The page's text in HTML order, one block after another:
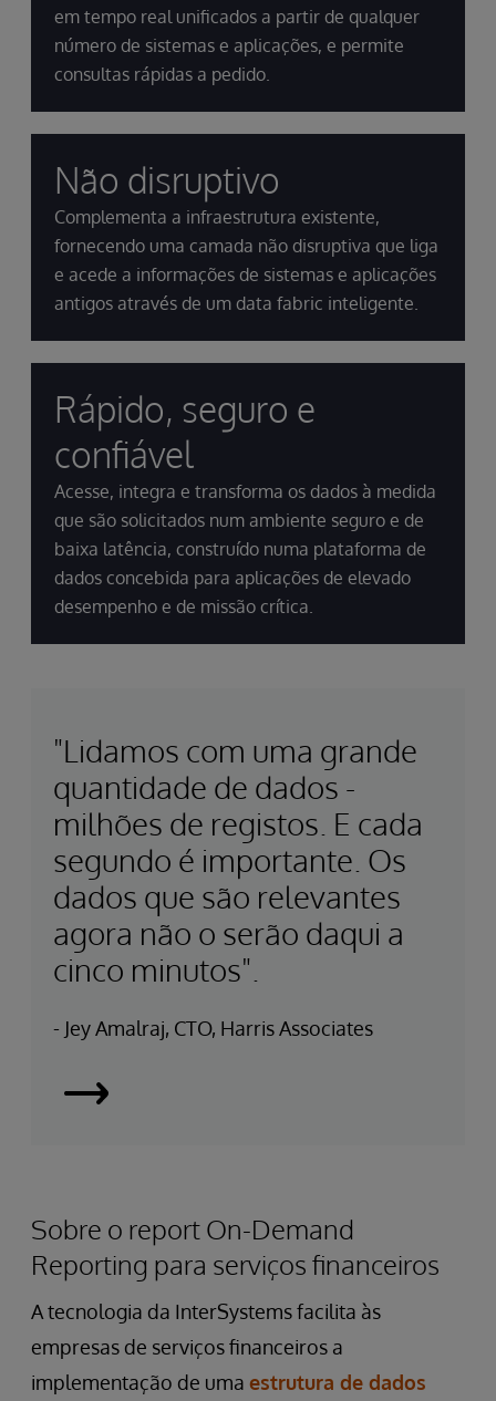
em tempo real unificados a partir de qualquer
número de sistemas e aplicações, e permite
consultas rápidas a pedido.
Não disruptivo
Complementa a infraestrutura existente,
fornecendo uma camada não disruptiva que liga
e acede a informações de sistemas e aplicações
antigos através de um data fabric inteligente.
Rápido, seguro e
confiável
Acesse, integra e transforma os dados à medida
que são solicitados num ambiente seguro e de
baixa latência, construído numa plataforma de
dados concebida para aplicações de elevado
desempenho e de missão crítica.
"Lidamos com uma grande
quantidade de dados -
milhões de registos. E cada
segundo é importante. Os
dados que são relevantes
agora não o serão daqui a
cinco minutos".
- Jey Amalraj, CTO, Harris Associates
Leia
Sucesso
Sobre o report On-Demand
Reporting para serviços financeiros
A tecnologia da InterSystems facilita às
empresas de serviços financeiros a
implementação de uma estrutura de dados